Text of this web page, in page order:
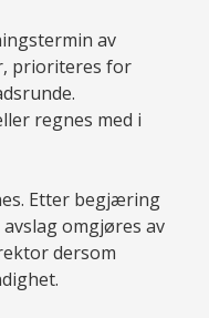
av
prioriteres for
regnes med i
Etter begjæring
omgjøres av
dersom